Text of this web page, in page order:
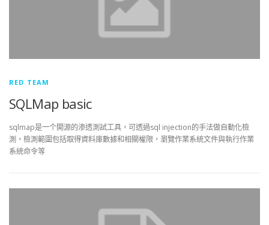
RED TEAM
SQLMap basic
sqlmap是一个開源的渗透測試工具，可透過sql injection的手法做自動化檢
測，檢測範圍包括取得資料庫數據和相關權限，瀏覽作業系統文件與執行作業
系統命令等